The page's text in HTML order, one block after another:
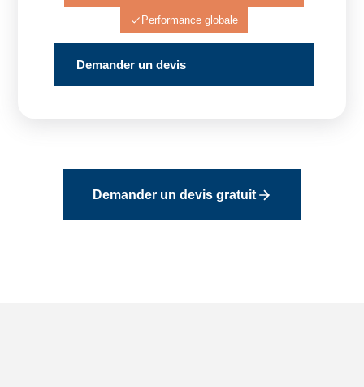
Performance globale
Demander un devis
Demander un devis gratuit